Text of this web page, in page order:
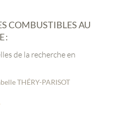
COMBUSTIBLES AU
:
de la recherche en
THÉRY-PARISOT